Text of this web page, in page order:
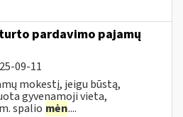
pardavimo pajamų
09-11
mokestį, jeigu būstą,
gyvenamoji vieta,
spalio mėn....